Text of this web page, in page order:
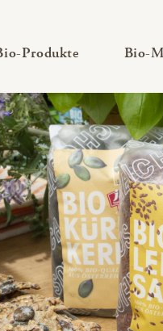
ausklappen
Produkte— Untermenü
Bio-